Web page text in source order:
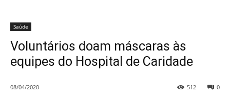
Saúde
Voluntários doam máscaras às
equipes do Hospital de Caridade
08/04/2020 0
512